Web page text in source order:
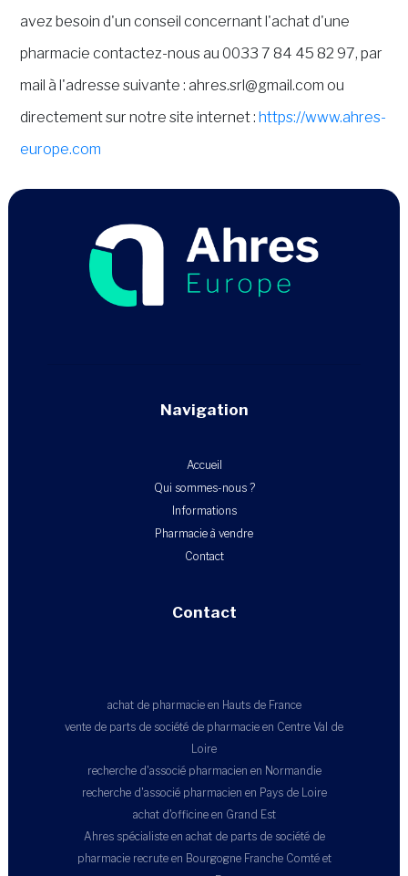
avez besoin d'un conseil concernant l'achat d'une
pharmacie contactez-nous au 0033 7 84 45 82 97, par
mail à l'adresse suivante : ahres.srl@gmail.com ou
directement sur notre site internet :https://www.ahres-
europe.com
Navigation
Accueil
Qui sommes-nous ?
Informations
Pharmacie à vendre
Contact
Contact
achat de pharmacie en Hauts de France
vente de parts de société de pharmacie en Centre Val de
Loire
recherche d'associé pharmacien en Normandie
recherche d'associé pharmacien en Pays de Loire
achat d'officine en Grand Est
Ahres spécialiste en achat de parts de société de
pharmacie recrute en Bourgogne Franche Comté et